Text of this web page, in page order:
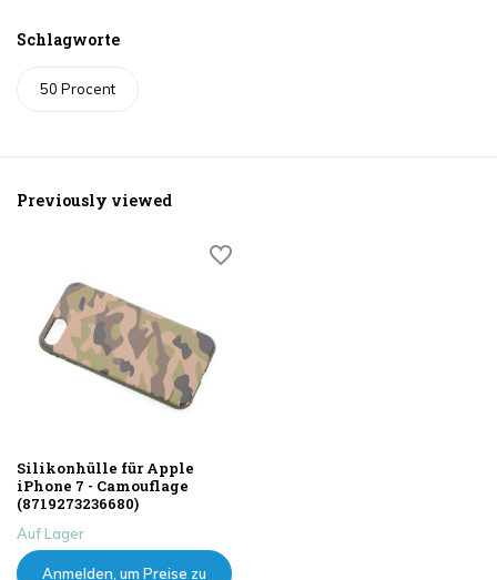
Schlagworte
50 Procent
Previously viewed
Silikonhülle für Apple
iPhone 7 - Camouflage
(8719273236680)
Auf Lager
Anmelden, um Preise zu